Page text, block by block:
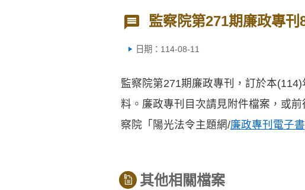
監察院第271期廉政專刊
日期：114-08-11
監察院第271期廉政專刊，訂於本
料。廉政專刊目次請見附件檔案，或前
察院「陽光法令主題網/廉政專刊電子書
其他相關檔案